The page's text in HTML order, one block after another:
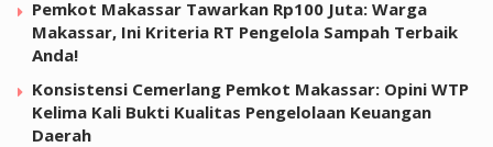
Pemkot Makassar Tawarkan Rp100 Juta: Warga
Makassar, Ini Kriteria RT Pengelola Sampah Terbaik
Anda!
Konsistensi Cemerlang Pemkot Makassar: Opini WTP
Kelima Kali Bukti Kualitas Pengelolaan Keuangan
Daerah